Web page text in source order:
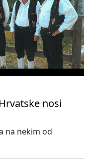
nosi
na nekim od